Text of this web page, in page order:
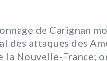
de Carignan
des attaques des
la Nouvelle-France;